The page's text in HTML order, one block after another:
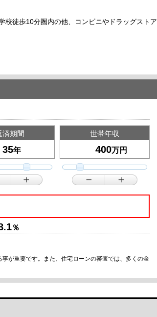
校徒歩10分圏内の他、コンビニやドラッグストア
済期間
年
世帯年収
万円
％
が重要です。また、住宅ローンの審査では、多くの金